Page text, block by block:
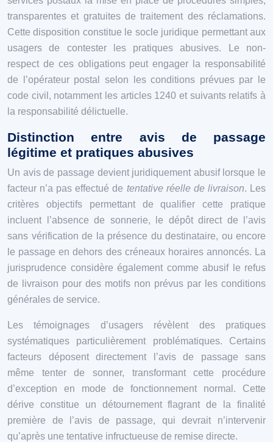
transparentes et gratuites de traitement des réclamations.
Cette disposition constitue le socle juridique permettant aux
usagers de contester les pratiques abusives. Le non-
respect de ces obligations peut engager la responsabilité
de l’opérateur postal selon les conditions prévues par le
code civil, notamment les articles 1240 et suivants relatifs à
la responsabilité délictuelle.
Distinction entre avis de passage
légitime et pratiques abusives
Un avis de passage devient juridiquement abusif lorsque le
facteur n’a pas effectué de tentative réelle de livraison. Les
critères objectifs permettant de qualifier cette pratique
incluent l’absence de sonnerie, le dépôt direct de l’avis
sans vérification de la présence du destinataire, ou encore
le passage en dehors des créneaux horaires annoncés. La
jurisprudence considère également comme abusif le refus
de livraison pour des motifs non prévus par les conditions
générales de service.
Les témoignages d’usagers révèlent des pratiques
systématiques particulièrement problématiques. Certains
facteurs déposent directement l’avis de passage sans
même tenter de sonner, transformant cette procédure
d’exception en mode de fonctionnement normal. Cette
dérive constitue un détournement flagrant de la finalité
première de l’avis de passage, qui devrait n’intervenir
qu’après une tentative infructueuse de remise directe.